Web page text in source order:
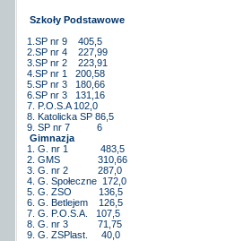
Szkoły Podstawowe
1.SP nr 9 405,5
2.SP nr 4 227,99
3.SP nr 2 223,91
4.SP nr 1 200,58
5.SP nr 3 180,66
6.SP nr 3 131,16
7. P.O.S.A 102,0
8. Katolicka SP 86,5
9. SP nr 7 6
Gimnazja
1. G. nr 1 483,5
2. GMS 310,66
3. G. nr 2 287,0
4. G. Społeczne 172,0
5. G. ZSO 136,5
6. G. Betlejem 126,5
7. G. P.O.S.A. 107,5
8. G. nr 3 71,75
9. G. ZSPlast. 40,0